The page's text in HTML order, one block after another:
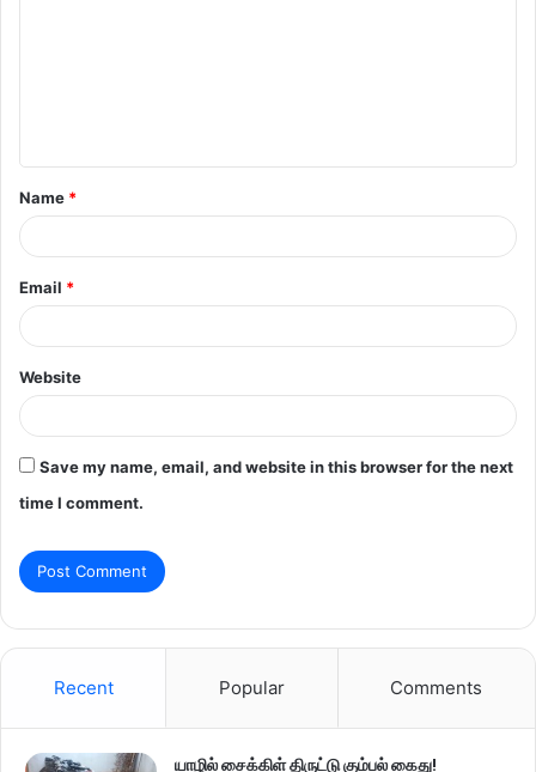
t
*
Name *
Email *
Website
Save my name, email, and website in this browser for the next
time I comment.
Recent Popular Comments
யாழில் சைக்கிள் திருட்டு கும்பல் கைது!